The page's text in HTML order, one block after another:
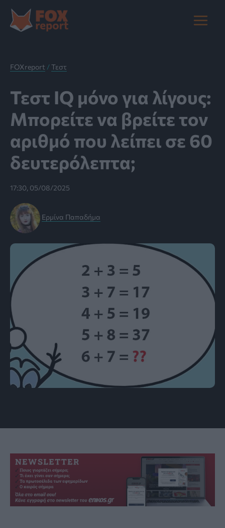
στο
περιεχόμενο
Main
FOXreport /Τεστ
Τεστ IQ μόνο για λίγους:
Mπορείτε να βρείτε τον
αριθμό που λείπει σε 60
δευτερόλεπτα;
17:30, 05/08/2025
Ερμίνα Παπαδήμα